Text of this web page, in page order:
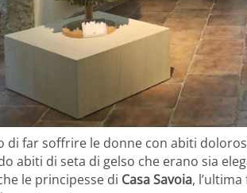
di far soffrire le donne con abiti
abiti di seta di gelso che erano sia
le principesse di Casa Savoia,